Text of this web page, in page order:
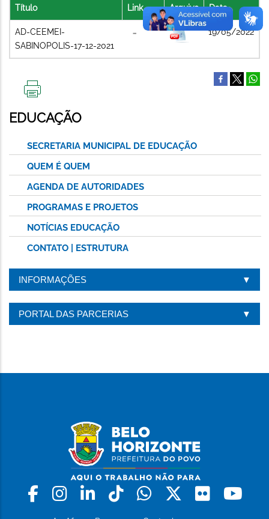
Título Link Arquivo Data
AD-CEEMEI-
SABINOPOLIS-17-12-2021
19/05/2022
ESTA
PÁGINA
EDUCAÇÃO
SECRETARIA MUNICIPAL DE EDUCAÇÃO
QUEM É QUEM
AGENDA DE AUTORIDADES
PROGRAMAS E PROJETOS
NOTÍCIAS EDUCAÇÃO
CONTATO | ESTRUTURA
INFORMAÇÕES
PORTAL DAS PARCERIAS
Facebook
Instagram
LinkedinTiktokWhatsapp
X Flickr